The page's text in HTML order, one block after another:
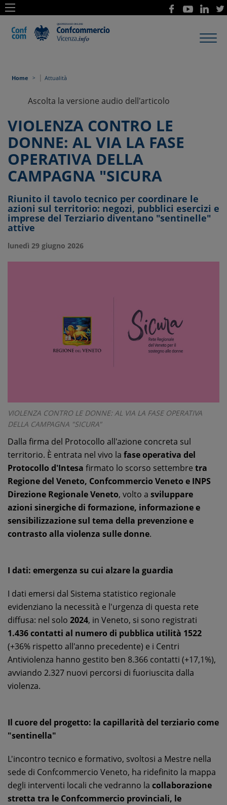
Home | Attualità
Ascolta la versione audio dell'articolo
VIOLENZA CONTRO LE
DONNE: AL VIA LA FASE
OPERATIVA DELLA
CAMPAGNA "SICURA
Riunito il tavolo tecnico per coordinare le
azioni sul territorio: negozi, pubblici esercizi e
imprese del Terziario diventano "sentinelle"
attive
lunedì 29 giugno 2026
VIOLENZA CONTRO LE DONNE: AL VIA LA FASE OPERATIVA
DELLA CAMPAGNA "SICURA"
Dalla firma del Protocollo all'azione concreta sul
territorio. È entrata nel vivo la fase operativa del
Protocollo d'Intesa firmato lo scorso settembre tra
Regione del Veneto, Confcommercio Veneto e INPS
Direzione Regionale Veneto, volto a sviluppare
azioni sinergiche di formazione, informazione e
sensibilizzazione sul tema della prevenzione e
contrasto alla violenza sulle donne.
I dati: emergenza su cui alzare la guardia
I dati emersi dal Sistema statistico regionale
evidenziano la necessità e l'urgenza di questa rete
diffusa: nel solo 2024, in Veneto, si sono registrati
1.436 contatti al numero di pubblica utilità 1522
(+36% rispetto all'anno precedente) e i Centri
Antiviolenza hanno gestito ben 8.366 contatti (+17,1%),
avviando 2.327 nuovi percorsi di fuoriuscita dalla
violenza.
Il cuore del progetto: la capillarità del terziario come
"sentinella"
L'incontro tecnico e formativo, svoltosi a Mestre nella
sede di Confcommercio Veneto, ha ridefinito la mappa
degli interventi locali che vedranno la collaborazione
stretta tra le Confcommercio provinciali, le